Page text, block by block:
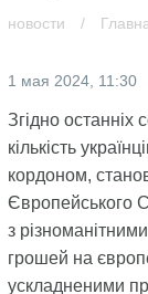
новости /
1 мая 2024, 11:30
Згідно останніх
кількість
кордоном,
Європейського
з
грошей на
ускладненими